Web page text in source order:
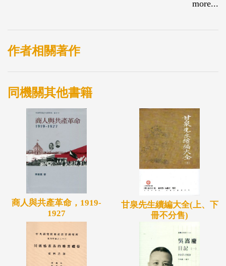
more...
作者相關著作
同機關其他書籍
商人與共產革命，1919-
1927
甘泉先生續編大全(上、下
冊不分售)